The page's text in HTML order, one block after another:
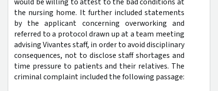
the nursing home. It further included statements
by the applicant concerning overworking and
referred to a protocol drawn up at a team meeting
advising Vivantes staff, in order to avoid disciplinary
consequences, not to disclose staff shortages and
time pressure to patients and their relatives. The
criminal complaint included the following passage: